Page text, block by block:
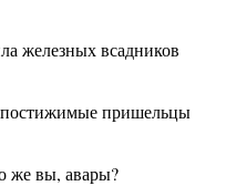
железных всадников
пришельцы
же вы, авары?